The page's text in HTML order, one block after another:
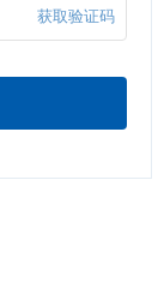
获取验证码